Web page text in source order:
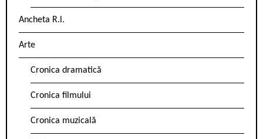
Ancheta R.l.
Arte
Cronica dramatică
Cronica filmului
Cronica muzicală